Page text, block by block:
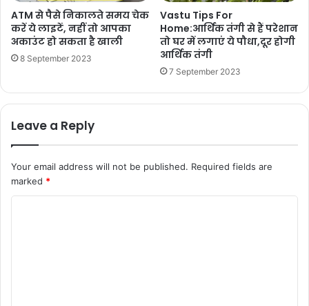
ATM से पैसे निकालते समय चेक
करें ये लाइटें, नहीं तो आपका
अकाउंट हो सकता है खाली
8 September 2023
Vastu Tips For
Home:आर्थिक तंगी से हैं परेशान
तो घर में लगाएं ये पौधा,दूर होगी
आर्थिक तंगी
7 September 2023
Leave a Reply
Your email address will not be published. Required fields are
marked *